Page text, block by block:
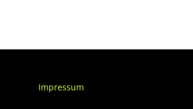
Impressum